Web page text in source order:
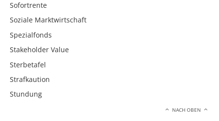
Sofortrente
Soziale Marktwirtschaft
Spezialfonds
Stakeholder Value
Sterbetafel
Strafkaution
Stundung
NACH OBEN